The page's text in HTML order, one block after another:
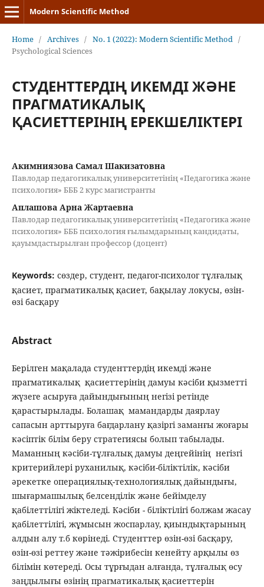
Modern Scientific Method
Home / Archives / No. 1 (2022): Modern Scientific Method /
Psychological Sciences
СТУДЕНТТЕРДІҢ ИКЕМДІ ЖӘНЕ
ПРАГМАТИКАЛЫҚ
ҚАСИЕТТЕРІНІҢ ЕРЕКШЕЛІКТЕРІ
Акимниязова Самал Шакизатовна
Павлодар педагогикалық университетінің «Педагогика және
психология» БББ 2 курс магистранты
Аплашова Арна Жартаевна
Павлодар педагогикалық университетінің «Педагогика және
психология» БББ психология ғылымдарының кандидаты,
қауымдастырылған профессор (доцент)
Keywords: сөздер, студент, педагог-психолог тұлғалық
қасиет, прагматикалық қасиет, бақылау локусы, өзін-
өзі басқару
Abstract
Берілген мақалада студенттердің икемді және
прагматикалық қасиеттерінің дамуы кәсіби қызметті
жүзеге асыруға дайындығының негізі ретінде
қарастырылады. Болашақ мамандарды даярлау
сапасын арттыруға бағдарлану қазіргі заманғы жоғары
кәсіптік білім беру стратегиясы болып табылады.
Маманның кәсіби-тұлғалық дамуы деңгейінің негізгі
критерийлері руханилық, кәсіби-біліктілік, кәсіби
әрекетке операциялық-технологиялық дайындығы,
шығармашылық белсенділік және бейімделу
қабілеттілігі жіктеледі. Кәсіби - біліктілігі болжам жасау
қабілеттілігі, жұмысын жоспарлау, қиындықтарының
алдын алу т.б көрінеді. Студенттер өзін-өзі басқару,
өзін-өзі реттеу және тәжірибесін кенейту арқылы өз
білімін көтереді. Осы тұрғыдан алғанда, тұлғалық өсу
заңдылығы өзінің прагматикалық қасиеттерін